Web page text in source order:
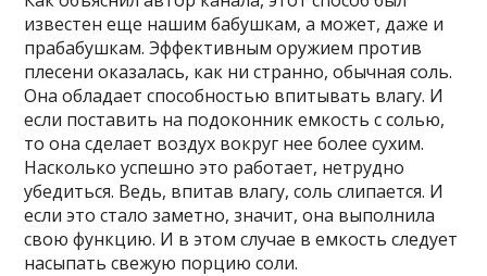
известен еще нашим бабушкам, а может, даже и
прабабушкам. Эффективным оружием против
плесени оказалась, как ни странно, обычная соль.
Она обладает способностью впитывать влагу. И
если поставить на подоконник емкость с солью,
то она сделает воздух вокруг нее более сухим.
Насколько успешно это работает, нетрудно
убедиться. Ведь, впитав влагу, соль слипается. И
если это стало заметно, значит, она выполнила
свою функцию. И в этом случае в емкость следует
насыпать свежую порцию соли.